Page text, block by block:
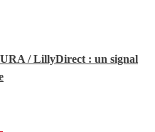
/ LillyDirect : un signal